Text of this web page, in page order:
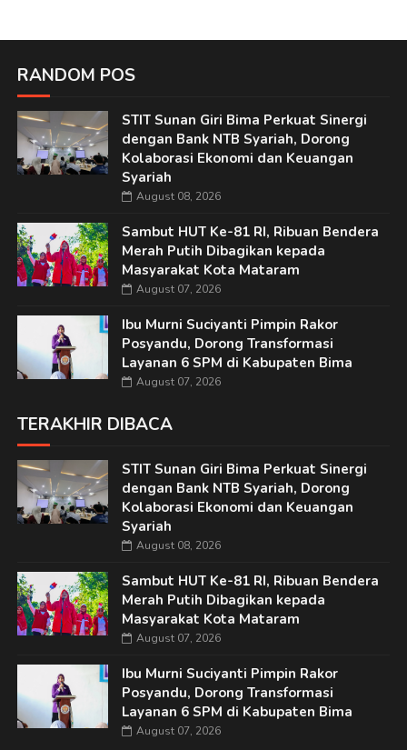
RANDOM POS
STIT Sunan Giri Bima Perkuat Sinergi
dengan Bank NTB Syariah, Dorong
Kolaborasi Ekonomi dan Keuangan
Syariah
August 08, 2026
Sambut HUT Ke-81 RI, Ribuan Bendera
Merah Putih Dibagikan kepada
Masyarakat Kota Mataram
August 07, 2026
Ibu Murni Suciyanti Pimpin Rakor
Posyandu, Dorong Transformasi
Layanan 6 SPM di Kabupaten Bima
August 07, 2026
TERAKHIR DIBACA
STIT Sunan Giri Bima Perkuat Sinergi
dengan Bank NTB Syariah, Dorong
Kolaborasi Ekonomi dan Keuangan
Syariah
August 08, 2026
Sambut HUT Ke-81 RI, Ribuan Bendera
Merah Putih Dibagikan kepada
Masyarakat Kota Mataram
August 07, 2026
Ibu Murni Suciyanti Pimpin Rakor
Posyandu, Dorong Transformasi
Layanan 6 SPM di Kabupaten Bima
August 07, 2026